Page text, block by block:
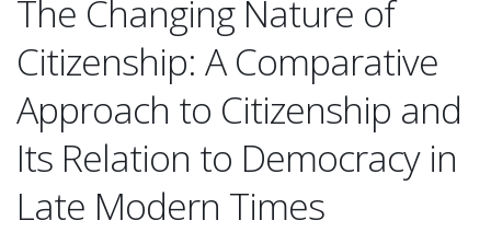
The Changing Nature of
Citizenship: A Comparative
Approach to Citizenship and
Its Relation to Democracy in
Late Modern Times